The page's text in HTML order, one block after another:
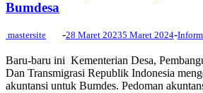
Bumdesa
mastersite -28 Maret 20235 Maret 2024-
Baru-baru ini Kementerian Desa,
Dan Transmigrasi Republik Indonesia
akuntansi untuk Bumdes. Pedoman